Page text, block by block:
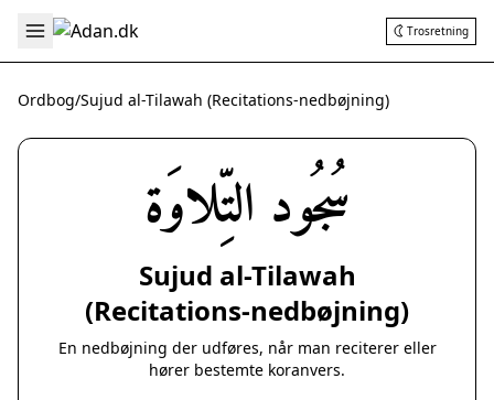
Trosretning
Ordbog/Sujud al-Tilawah (Recitations-nedbøjning)
سُجُود التِّلاوَة
Sujud al-Tilawah
(Recitations-nedbøjning)
En nedbøjning der udføres, når man reciterer eller
hører bestemte koranvers.